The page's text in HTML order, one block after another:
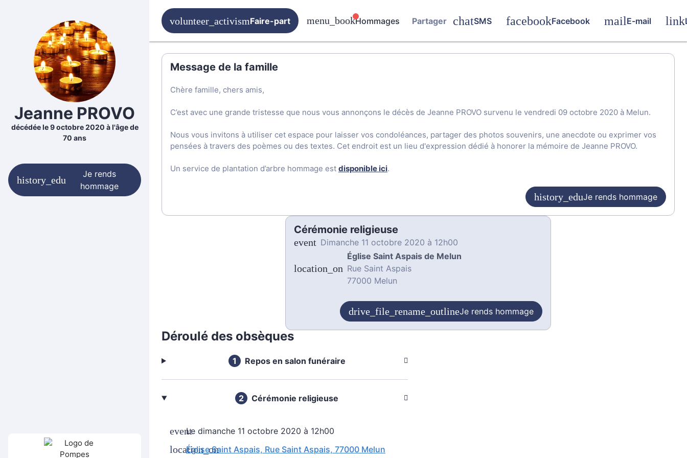
Jeanne PROVO
décédée le 9 octobre 2020 à l'âge de
70 ans
Je rends
hommage
Faire-part Hommages Partager SMS Facebook E-mail
Message de la famille
Chère famille, chers amis,
C’est avec une grande tristesse que nous vous annonçons le décès de Jeanne PROVO survenu le vendredi 09 octobre 2020 à Melun.
Nous vous invitons à utiliser cet espace pour laisser vos condoléances, partager des photos souvenirs, une anecdote ou exprimer vos
pensées à travers des poèmes ou des textes. Cet endroit est un lieu d'expression dédié à honorer la mémoire de Jeanne PROVO.
Un service de plantation d’arbre hommage est disponible ici.
Je rends hommage
Cérémonie religieuse
dimanche 11 octobre 2020 à 12h00
Église Saint Aspais de Melun
Rue Saint Aspais
77000 Melun
Je rends hommage
Déroulé des obsèques
Repos en salon funéraire
Cérémonie religieuse
Le dimanche 11 octobre 2020 à 12h00
Église Saint Aspais, Rue Saint Aspais, 77000 Melun